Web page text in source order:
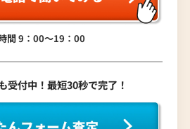
ックレス ティファニー ラビン
参考買取価格
75,000
2026年6月17日時点
間 9：00〜19：00
受付中！最短30秒で完了！